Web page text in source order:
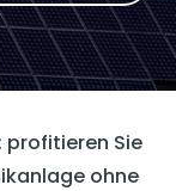
Sie
ohne